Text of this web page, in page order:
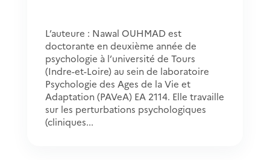
L’auteure : Nawal OUHMAD est
doctorante en deuxième année de
psychologie à l’université de Tours
(Indre-et-Loire) au sein de laboratoire
Psychologie des Ages de la Vie et
Adaptation (PAVeA) EA 2114. Elle travaille
sur les perturbations psychologiques
(cliniques...